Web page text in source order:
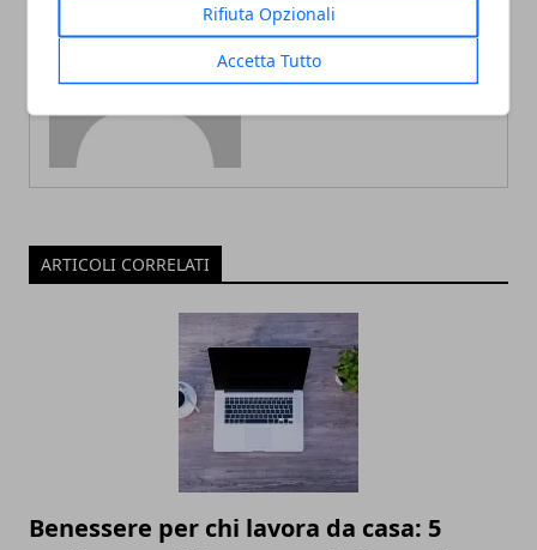
Rifiuta Opzionali
Accetta Tutto
Redazione
ARTICOLI CORRELATI
Benessere per chi lavora da casa: 5